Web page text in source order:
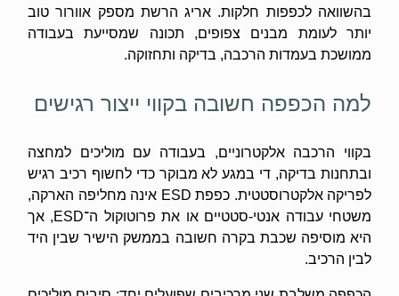
בהשוואה לכפפות חלקות. אריג הרשת מספק אוורור טוב
יותר לעומת מבנים צפופים, תכונה שמסייעת בעבודה
ממושכת בעמדות הרכבה, בדיקה ותחזוקה.
למה הכפפה חשובה בקווי ייצור רגישים
בקווי הרכבה אלקטרוניים, בעבודה עם מוליכים למחצה
ובתחנות בדיקה, די במגע לא מבוקר כדי לחשוף רכיב רגיש
לפריקה אלקטרוסטטית. כפפת ESD אינה מחליפה הארקה,
משטחי עבודה אנטי-סטטיים או את פרוטוקול ה־ESD, אך
היא מוסיפה שכבת בקרה חשובה בממשק הישיר שבין היד
לבין הרכיב.